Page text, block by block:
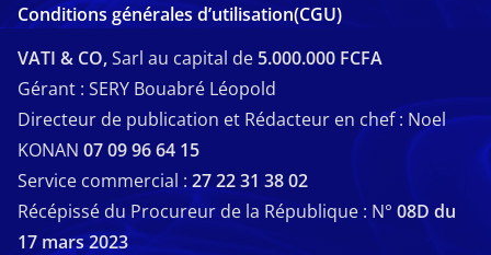
Conditions générales d’utilisation(CGU)
VATI & CO,Sarl au capital de 5.000.000 FCFA
Gérant : SERY Bouabré Léopold
Directeur de publication et Rédacteur en chef : Noel
KONAN 07 09 96 64 15
Service commercial : 27 22 31 38 02
Récépissé du Procureur de la République : N° 08D du
17 mars 2023